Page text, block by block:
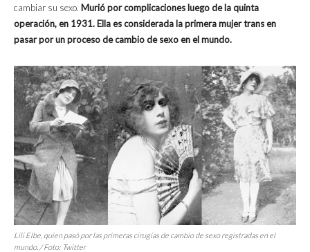
cambiar su sexo. Murió por complicaciones luego de la quinta
operación, en 1931. Ella es considerada la primera mujer trans en
pasar por un proceso de cambio de sexo en el mundo.
Lili Elbe, quien pasó por las primeras cirugías de cambio de sexo registradas en el
mundo. / Foto: Twitter